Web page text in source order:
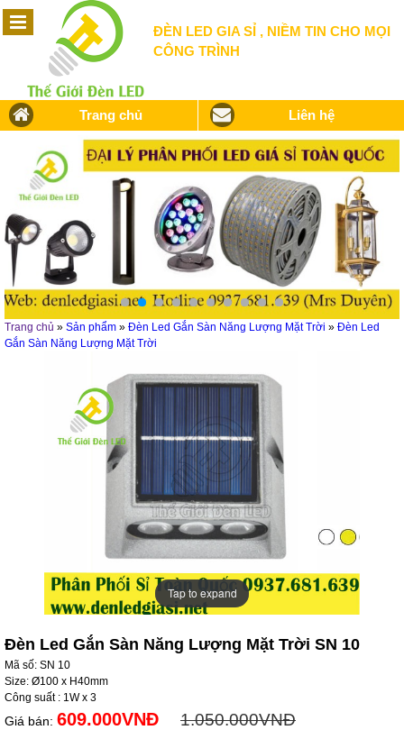
ĐÈN LED GIA SỈ , NIỀM TIN CHO MỌI
CÔNG TRÌNH
Trang chủ Liên hệ
Trang chủ » Sản phẩm » Đèn Led Gắn Sàn Năng Lượng Mặt Trời » Đèn Led
Gắn Sàn Năng Lượng Mặt Trời
Tap to expand
Tap to expand
Đèn Led Gắn Sàn Năng Lượng Mặt Trời SN 10
Mã số: SN 10
Size: Ø100 x H40mm
Công suất : 1W x 3
Giá bán: 609.000VNĐ 1.050.000VNĐ